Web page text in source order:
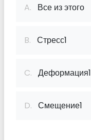
A. Все из этого
B. Стресс1
C. Деформация1
D. Смещение1